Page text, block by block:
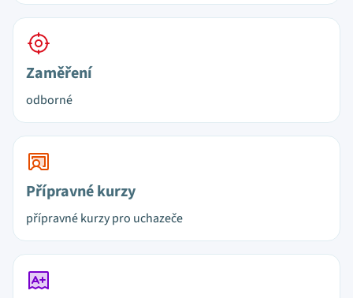
Zaměření
odborné
Přípravné kurzy
přípravné kurzy pro uchazeče